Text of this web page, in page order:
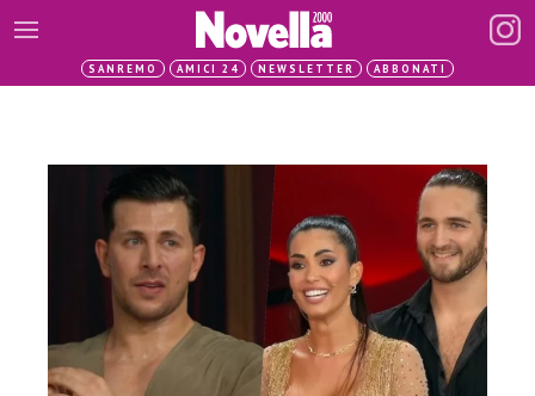
SANREMO AMICI 24 NEWSLETTER ABBONATI